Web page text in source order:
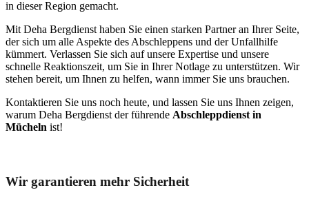
in dieser Region gemacht.
Mit Deha Bergdienst haben Sie einen starken Partner an Ihrer Seite,
der sich um alle Aspekte des Abschleppens und der Unfallhilfe
kümmert. Verlassen Sie sich auf unsere Expertise und unsere
schnelle Reaktionszeit, um Sie in Ihrer Notlage zu unterstützen. Wir
stehen bereit, um Ihnen zu helfen, wann immer Sie uns brauchen.
Kontaktieren Sie uns noch heute, und lassen Sie uns Ihnen zeigen,
warum Deha Bergdienst der führende Abschleppdienst in
Mücheln ist!
Wir garantieren mehr Sicherheit